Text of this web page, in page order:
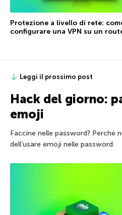
Protezione a livello di rete:
configurare una VPN su un
Leggi il prossimo post
Hack del giorno:
emoji
Faccine nelle password? Perché
dell’usare emoji nelle password.